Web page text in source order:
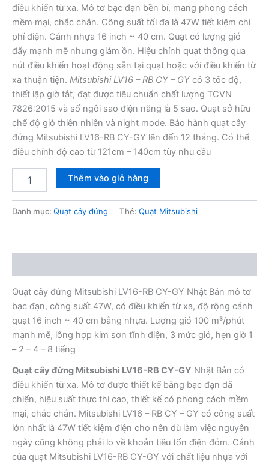
điều khiển từ xa. Mô tơ bạc đạn bền bỉ, mang phong cách
mềm mại, chắc chắn. Công suất tối đa là 47W tiết kiệm chi
phí điện. Cánh nhựa 16 inch ~ 40 cm. Quạt có lượng gió
đẩy mạnh mẽ nhưng giảm ồn. Hiệu chỉnh quạt thông qua
nút điều khiển hoạt động sẵn tại quạt hoặc với điều khiển từ
xa thuận tiện. Mitsubishi LV16 – RB CY – GY có 3 tốc độ,
thiết lập giờ tắt, đạt được tiêu chuẩn chất lượng TCVN
7826:2015 và số ngôi sao điện năng là 5 sao. Quạt sở hữu
chế độ gió thiên nhiên và night mode. Bảo hành quạt cây
đứng Mitsubishi LV16-RB CY-GY lên đến 12 tháng. Có thể
điều chỉnh độ cao từ 121cm – 140cm tùy nhu cầu
Mitsubishi
số
lượng
Thêm vào giỏ hàng
Danh mục: Quạt cây đứng Thẻ: Quạt Mitsubishi
Quạt cây đứng Mitsubishi LV16-RB CY-GY Nhật Bản mô tơ
bạc đạn, công suất 47W, có điều khiển từ xa, độ rộng cánh
quạt 16 inch ~ 40 cm bằng nhựa. Lượng gió 100 m³/phút
mạnh mẽ, lồng hợp kim sơn tĩnh điện, 3 mức gió, hẹn giờ 1
– 2 – 4 – 8 tiếng
Quạt cây đứng Mitsubishi LV16-RB CY-GY Nhật Bản có
điều khiển từ xa. Mô tơ được thiết kế bằng bạc đạn dã
chiến, hiệu suất thực thi cao, thiết kế có phong cách mềm
mại, chắc chắn. Mitsubishi LV16 – RB CY – GY có công suất
lớn nhất là 47W tiết kiệm điện cho nên dù làm việc nguyên
ngày cũng không phải lo về khoản tiêu tốn điện đóm. Cánh
của quạt Mitsubishi LV16-RB CY-GY với chất liệu nhựa với